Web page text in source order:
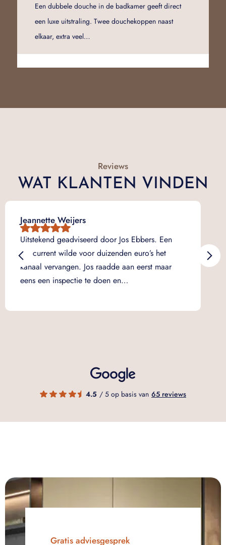
Een dubbele douche in de badkamer geeft direct
een luxe uitstraling. Twee douchekoppen naast
elkaar, extra veel…
Reviews
WAT KLANTEN VINDEN
Jeannette Weijers
Uitstekend geadviseerd door Jos Ebbers. Een
concurrent wilde voor duizenden euro’s het
kanaal vervangen. Jos raadde aan eerst maar
eens een inspectie te doen en…
4.5 / 5 op basis van 65 reviews
Gratis adviesgesprek